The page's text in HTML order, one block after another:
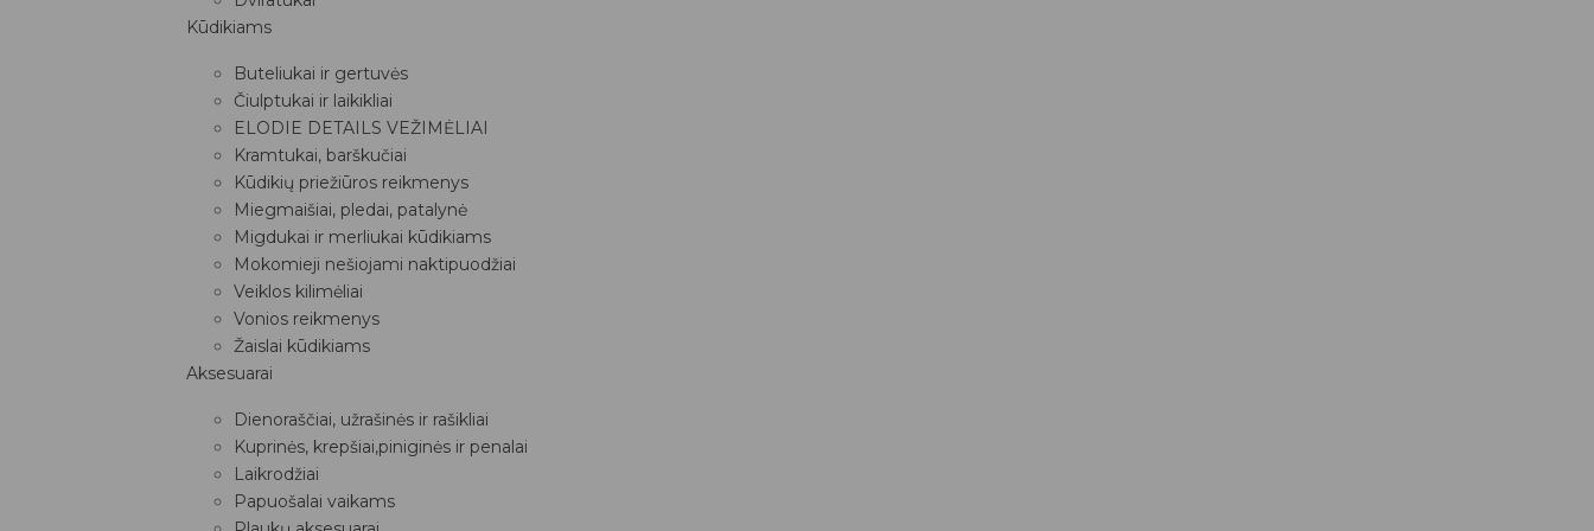
Kūdikiams
Buteliukai ir gertuvės
Čiulptukai ir laikikliai
ELODIE DETAILS VEŽIMĖLIAI
Kramtukai, barškučiai
Kūdikių priežiūros reikmenys
Miegmaišiai, pledai, patalynė
Migdukai ir merliukai kūdikiams
Mokomieji nešiojami naktipuodžiai
Veiklos kilimėliai
Vonios reikmenys
Žaislai kūdikiams
Aksesuarai
Dienoraščiai, užrašinės ir rašikliai
Kuprinės, krepšiai,piniginės ir penalai
Laikrodžiai
Papuošalai vaikams